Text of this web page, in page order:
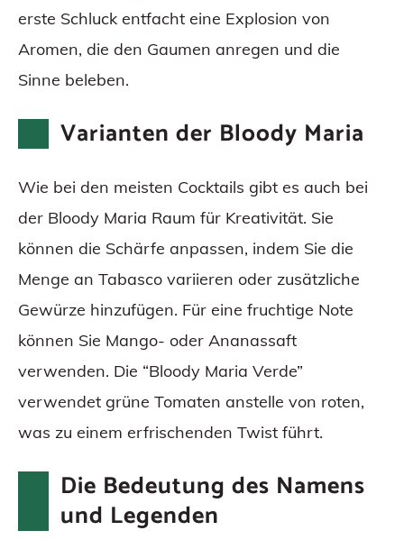
erste Schluck entfacht eine Explosion von
Aromen, die den Gaumen anregen und die
Sinne beleben.
Varianten der Bloody Maria
Wie bei den meisten Cocktails gibt es auch bei
der Bloody Maria Raum für Kreativität. Sie
können die Schärfe anpassen, indem Sie die
Menge an Tabasco variieren oder zusätzliche
Gewürze hinzufügen. Für eine fruchtige Note
können Sie Mango- oder Ananassaft
verwenden. Die “Bloody Maria Verde”
verwendet grüne Tomaten anstelle von roten,
was zu einem erfrischenden Twist führt.
Die Bedeutung des Namens
und Legenden